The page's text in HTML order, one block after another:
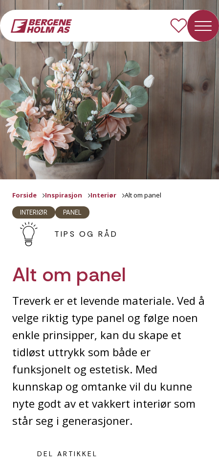
Forside Inspirasjon Interiør Alt om panel
INTERIØR PANEL
TIPS OG RÅD
Alt om panel
Treverk er et levende materiale. Ved å
velge riktig type panel og følge noen
enkle prinsipper, kan du skape et
tidløst uttrykk som både er
funksjonelt og estetisk. Med
kunnskap og omtanke vil du kunne
nyte godt av et vakkert interiør som
står seg i generasjoner.
DEL ARTIKKEL